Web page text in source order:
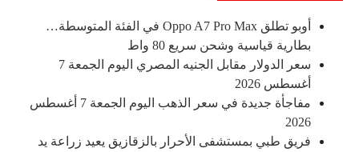
أوبو تطلق Oppo A7 Pro Max في الفئة المتوسطة…
بطارية قياسية وشحن سريع 80 واط
سعر الدولار مقابل الجنيه المصري اليوم الجمعة 7
أغسطس 2026
مفاجأة جديدة في سعر الذهب اليوم الجمعة 7 أغسطس
2026
فريق طبي بمستشفى الأحرار بالزقازيق يعيد زراعة يد